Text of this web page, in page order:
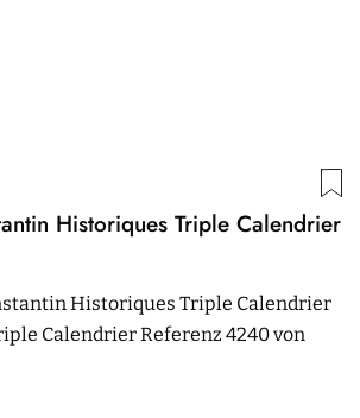
Historiques Triple Calendrier
Historiques Triple Calendrier
Calendrier Referenz 4240 von